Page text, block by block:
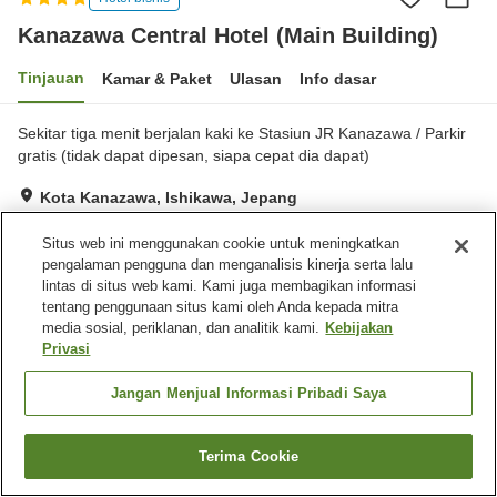
Kanazawa Central Hotel (Main Building)
Tinjauan Kamar & Paket Ulasan Info dasar
Sekitar tiga menit berjalan kaki ke Stasiun JR Kanazawa / Parkir
gratis (tidak dapat dipesan, siapa cepat dia dapat)
Kota Kanazawa, Ishikawa, Jepang
Ulasan:32
Fasilitas properti
Tempat parkir
Restoran
Pojok izakaya
Beranda Jepang Ishikawa
Kota Kanazawa
Kanazawa Central Hotel (Main Building)
Cari kamar
Situs web ini menggunakan cookie untuk meningkatkan
pengalaman pengguna dan menganalisis kinerja serta lalu
lintas di situs web kami. Kami juga membagikan informasi
tentang penggunaan situs kami oleh Anda kepada mitra
media sosial, periklanan, dan analitik kami. Kebijakan
Privasi
Jangan Menjual Informasi Pribadi Saya
Terima Cookie